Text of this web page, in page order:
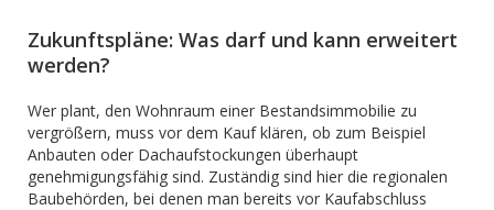
Zukunftspläne: Was darf und kann erweitert
werden?
Wer plant, den Wohnraum einer Bestandsimmobilie zu
vergrößern, muss vor dem Kauf klären, ob zum Beispiel
Anbauten oder Dachaufstockungen überhaupt
genehmigungsfähig sind. Zuständig sind hier die regionalen
Baubehörden, bei denen man bereits vor Kaufabschluss